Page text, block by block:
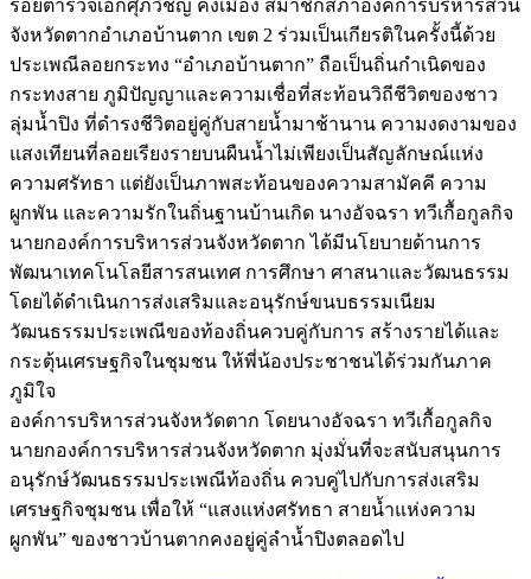
ร้อยตำรวจเอกศุภวิชญ์ คงเมือง สมาชิกสภาองค์การบริหารส่วน
จังหวัดตากอำเภอบ้านตาก เขต 2 ร่วมเป็นเกียรติในครั้งนี้ด้วย
ประเพณีลอยกระทง “อำเภอบ้านตาก” ถือเป็นถิ่นกำเนิดของ
กระทงสาย ภูมิปัญญาและความเชื่อที่สะท้อนวิถีชีวิตของชาว
ลุ่มน้ำปิง ที่ดำรงชีวิตอยู่คู่กับสายน้ำมาช้านาน ความงดงามของ
แสงเทียนที่ลอยเรียงรายบนผืนน้ำไม่เพียงเป็นสัญลักษณ์แห่ง
ความศรัทธา แต่ยังเป็นภาพสะท้อนของความสามัคคี ความ
ผูกพัน และความรักในถิ่นฐานบ้านเกิด นางอัจฉรา ทวีเกื้อกูลกิจ
นายกองค์การบริหารส่วนจังหวัดตาก ได้มีนโยบายด้านการ
พัฒนาเทคโนโลยีสารสนเทศ การศึกษา ศาสนาและวัฒนธรรม
โดยได้ดำเนินการส่งเสริมและอนุรักษ์ขนบธรรมเนียม
วัฒนธรรมประเพณีของท้องถิ่นควบคู่กับการ สร้างรายได้และ
กระตุ้นเศรษฐกิจในชุมชน ให้พี่น้องประชาชนได้ร่วมกันภาค
ภูมิใจ
องค์การบริหารส่วนจังหวัดตาก โดยนางอัจฉรา ทวีเกื้อกูลกิจ
นายกองค์การบริหารส่วนจังหวัดตาก มุ่งมั่นที่จะสนับสนุนการ
อนุรักษ์วัฒนธรรมประเพณีท้องถิ่น ควบคู่ไปกับการส่งเสริม
เศรษฐกิจชุมชน เพื่อให้ “แสงแห่งศรัทธา สายน้ำแห่งความ
ผูกพัน” ของชาวบ้านตากคงอยู่คู่ลำน้ำปิงตลอดไป